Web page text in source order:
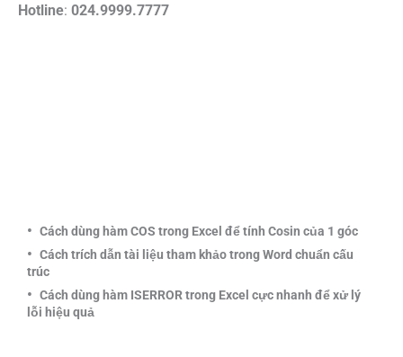
Hotline: 024.9999.7777
Cách dùng hàm COS trong Excel để tính Cosin của 1 góc
Cách trích dẫn tài liệu tham khảo trong Word chuẩn cấu
trúc
Cách dùng hàm ISERROR trong Excel cực nhanh để xử lý
lỗi hiệu quả